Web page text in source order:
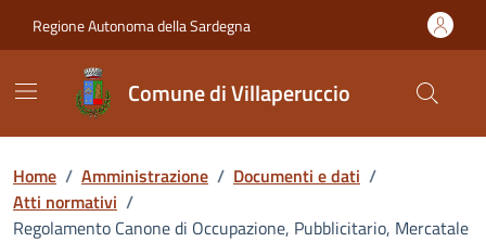
Regione Autonoma della Sardegna
Comune di Villaperuccio
Home / Amministrazione / Documenti e dati /
Atti normativi /
Regolamento Canone di Occupazione, Pubblicitario, Mercatale